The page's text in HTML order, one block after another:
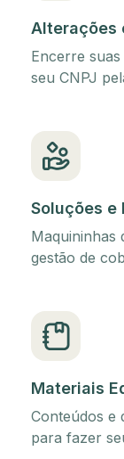
Alterações
Encerre
seu CNPJ
Soluções e
Maquininhas
gestão de
Materiais
Conteúdos e
para fazer